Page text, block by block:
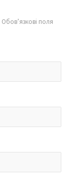
Обов’язкові поля